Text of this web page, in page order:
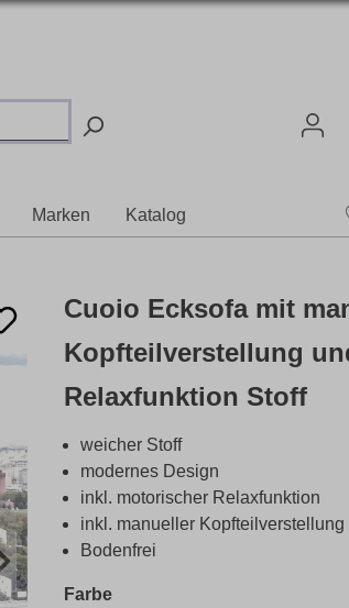
Marken Katalog
Cuoio Ecksofa mit
Kopfteilverstellung
Relaxfunktion Stoff
weicher Stoff
modernes Design
inkl. motorischer Relaxfunktion
inkl. manueller Kopfteilverstellung
Bodenfrei
Farbe